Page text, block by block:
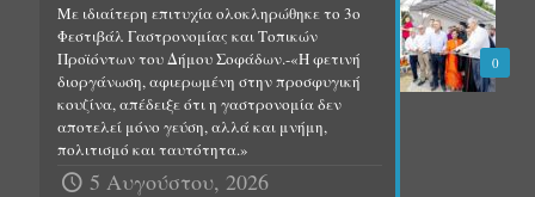
0
Με ιδιαίτερη επιτυχία ολοκληρώθηκε το 3ο
Φεστιβάλ Γαστρονομίας και Τοπικών
Προϊόντων του Δήμου Σοφάδων.-«Η φετινή
διοργάνωση, αφιερωμένη στην προσφυγική
κουζίνα, απέδειξε ότι η γαστρονομία δεν
αποτελεί μόνο γεύση, αλλά και μνήμη,
πολιτισμό και ταυτότητα.»
5 Αυγούστου, 2026